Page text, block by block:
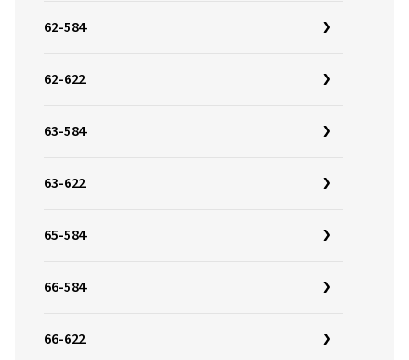
62-584
62-622
63-584
63-622
65-584
66-584
66-622